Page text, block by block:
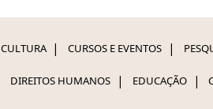
CULTURA CURSOS E EVENTOS
DIREITOS HUMANOS EDUCAÇÃO